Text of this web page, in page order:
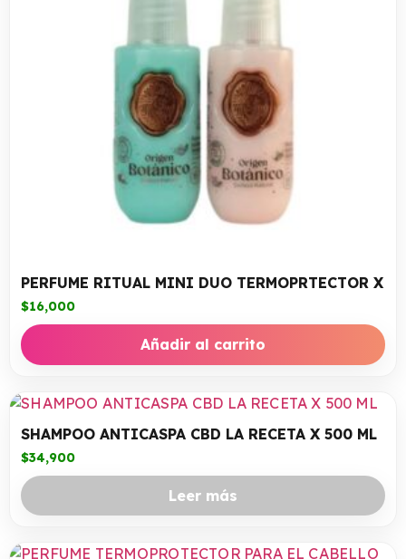
PERFUME RITUAL MINI DUO TERMOPRTECTOR X
$16,000
Añadir al carrito
SHAMPOO ANTICASPA CBD LA RECETA X 500 ML
$34,900
Leer más